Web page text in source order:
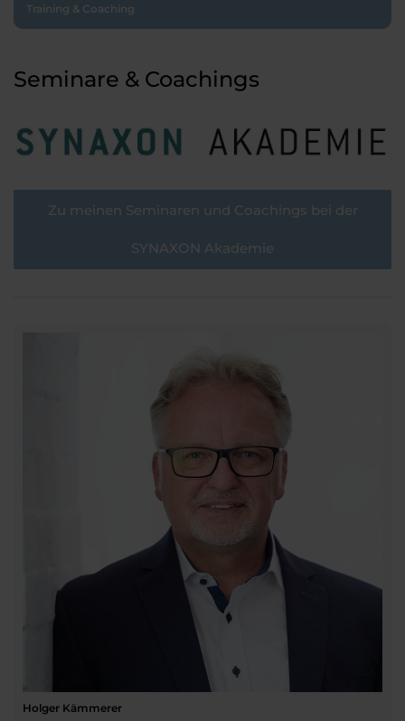
Training & Coaching
Seminare & Coachings
Zu meinen Seminaren und Coachings bei der
SYNAXON Akademie
Holger Kämmerer